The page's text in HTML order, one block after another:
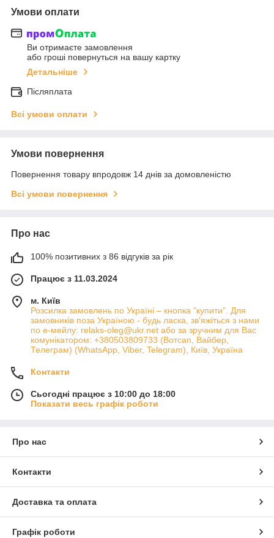
Умови оплати
Ви отримаєте замовлення
або гроші повернуться на вашу картку
Детальніше
Післяплата
Всі умови оплати
Умови повернення
Повернення товару впродовж 14 днів за домовленістю
Всі умови повернення
Про нас
100% позитивних з 86 відгуків за рік
Працює з 11.03.2024
м. Київ
Розсилка замовлень по Україні – кнопка "купити". Для
замовників поза Україною - будь ласка, зв'яжіться з нами
по е-мейлу: relaks-oleg@ukr.net або за зручним для Вас
комунікатором: +380503809733 (Вотсап, Вайбер,
Телеграм) (WhatsApp, Viber, Telegram), Київ, Україна
Контакти
Сьогодні працює з 10:00 до 18:00
Показати весь графік роботи
Про нас
Контакти
Доставка та оплата
Графік роботи